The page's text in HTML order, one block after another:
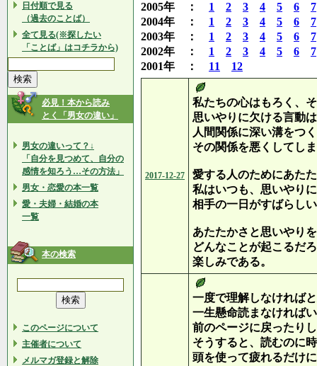
日付順で見る
（過去のことば）
全て見る(※探したい
「ことば」はコチラから)
必見！本から読み
とく「男女の違い」
男女の違いって？↓
「自分を見つめて、自分の
感情を知ろう…その方法」
男女・恋愛の本一覧
愛・夫婦・結婚の本
一覧
本の検索
このページについて
主催者について
メルマガ登録と解除
2005年 ： 1 2 3 4 5 6
7
2004年 ： 1 2 3 4 5 6
7
2003年 ： 1 2 3 4 5 6
7
2002年 ： 1 2 3 4 5 6
7
2001年 ： 11 12
2017-12-27
私たちの心はもろく、
思いやりに欠ける言動
人間関係に深い溝をつ
その関係を悪くしてし
愛する人のためにあた
私はいつも、思いやり
相手の一日がすばらし
あたたかさと思いやり
どんなことが起こるだ
楽しみである。
一度で理解しなければ
一生懸命読まなければ
前のページに戻ったり
そうすると、読むのに
頭を使って疲れるだけ